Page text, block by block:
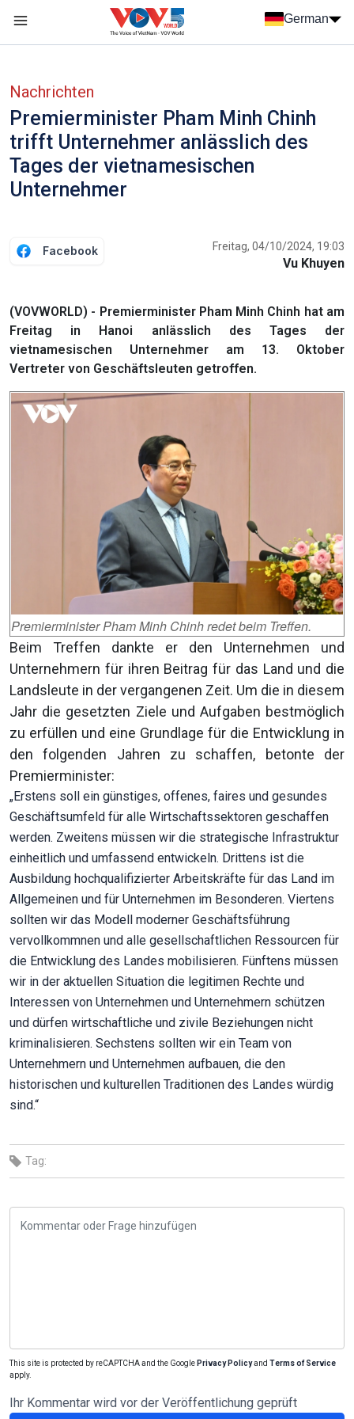
German
Nachrichten
Premierminister Pham Minh Chinh
trifft Unternehmer anlässlich des
Tages der vietnamesischen
Unternehmer
Facebook Freitag, 04/10/2024, 19:03
Vu Khuyen
(VOVWORLD) - Premierminister Pham Minh Chinh hat am
Freitag in Hanoi anlässlich des Tages der
vietnamesischen Unternehmer am 13. Oktober
Vertreter von Geschäftsleuten getroffen.
Premierminister Pham Minh Chinh redet beim Treffen.
Beim Treffen dankte er den Unternehmen und
Unternehmern für ihren Beitrag für das Land und die
Landsleute in der vergangenen Zeit. Um die in diesem
Jahr die gesetzten Ziele und Aufgaben bestmöglich
zu erfüllen und eine Grundlage für die Entwicklung in
den folgenden Jahren zu schaffen, betonte der
Premierminister:
„Erstens soll ein günstiges, offenes, faires und gesundes
Geschäftsumfeld für alle Wirtschaftssektoren geschaffen
werden. Zweitens müssen wir die strategische Infrastruktur
einheitlich und umfassend entwickeln. Drittens ist die
Ausbildung hochqualifizierter Arbeitskräfte für das Land im
Allgemeinen und für Unternehmen im Besonderen. Viertens
sollten wir das Modell moderner Geschäftsführung
vervollkommnen und alle gesellschaftlichen Ressourcen für
die Entwicklung des Landes mobilisieren. Fünftens müssen
wir in der aktuellen Situation die legitimen Rechte und
Interessen von Unternehmen und Unternehmern schützen
und dürfen wirtschaftliche und zivile Beziehungen nicht
kriminalisieren. Sechstens sollten wir ein Team von
Unternehmern und Unternehmen aufbauen, die den
historischen und kulturellen Traditionen des Landes würdig
sind.“
Tag:
This site is protected by reCAPTCHA and the Google Privacy Policyand Terms of Service
apply.
Ihr Kommentar wird vor der Veröffentlichung geprüft